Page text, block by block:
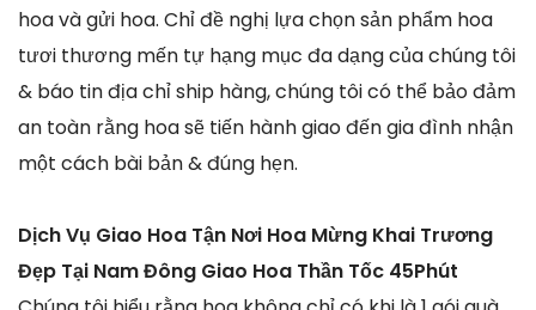
hoa và gửi hoa. Chỉ đề nghị lựa chọn sản phẩm hoa
tươi thương mến tự hạng mục đa dạng của chúng tôi
& báo tin địa chỉ ship hàng, chúng tôi có thể bảo đảm
an toàn rằng hoa sẽ tiến hành giao đến gia đình nhận
một cách bài bản & đúng hẹn.
Dịch Vụ Giao Hoa Tận Nơi Hoa Mừng Khai Trương
Đẹp Tại Nam Đông Giao Hoa Thần Tốc 45Phút